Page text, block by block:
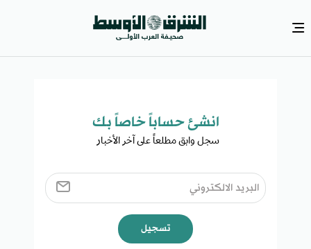
انشئ حساباً خاصاً بك​
سجل وابق مطلعاً على آخر الأخبار ​
تسجيل